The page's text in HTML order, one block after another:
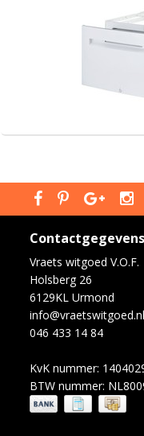
Contactgegevens
Vraets witgoed V.O.F.
Holsberg 26
6129KL Urmond
info@vraetswitgoed.nl
046 433 14 84
KvK nummer:
BTW nummer: